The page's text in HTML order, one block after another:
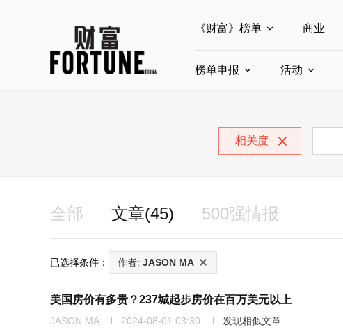
《财富》榜单
全部榜单
中国最具影响力商界女性
商业
榜单申报
中国ESG影响力榜申报
活动
相关度
全部 文章(45) 500强情报
已选择条件： 作者: JASON MA
美国房价有多贵？237城起步房价在百万美元以上
JASON MA 2024-08-01 03:30
发现相似文章